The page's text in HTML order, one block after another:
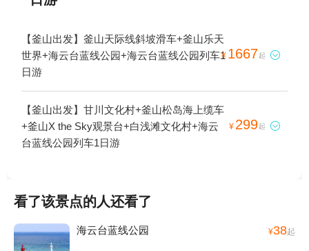
【釜山出发】釜山天际线斜坡滑车+釜山乐天
世界+海云台蓝线公园+海云台蓝线公园列车1
日游
¥ 1667起 
【釜山出发】甘川文化村+釜山松岛海上缆车
+釜山X the Sky观景台+白浅滩文化村+海云
台蓝线公园列车1日游
¥ 299起 
看了该景点的人还看了
海云台蓝线公园 ¥38起